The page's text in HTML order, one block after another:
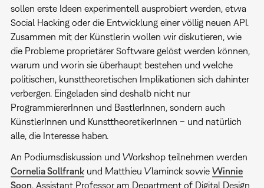
sollen erste Ideen experimentell ausprobiert werden, etwa
Social Hacking oder die Entwicklung einer völlig neuen API.
Zusammen mit der Künstlerin wollen wir diskutieren, wie
die Probleme proprietärer Software gelöst werden können,
warum und worin sie überhaupt bestehen und welche
politischen, kunsttheoretischen Implikationen sich dahinter
verbergen. Eingeladen sind deshalb nicht nur
ProgrammiererInnen und BastlerInnen, sondern auch
KünstlerInnen und KunsttheoretikerInnen – und natürlich
alle, die Interesse haben.
An Podiumsdiskussion und Workshop teilnehmen werden
Cornelia Sollfrankund Matthieu Vlaminck sowie Winnie
Soon, Assistant Professor am Department of Digital Design